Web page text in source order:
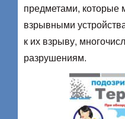
предметами, которые
взрывными
к их взрыву,
разрушениям.